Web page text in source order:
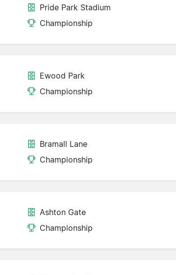
Pride Park Stadium
Championship
Ewood Park
Championship
Bramall Lane
Championship
Ashton Gate
Championship